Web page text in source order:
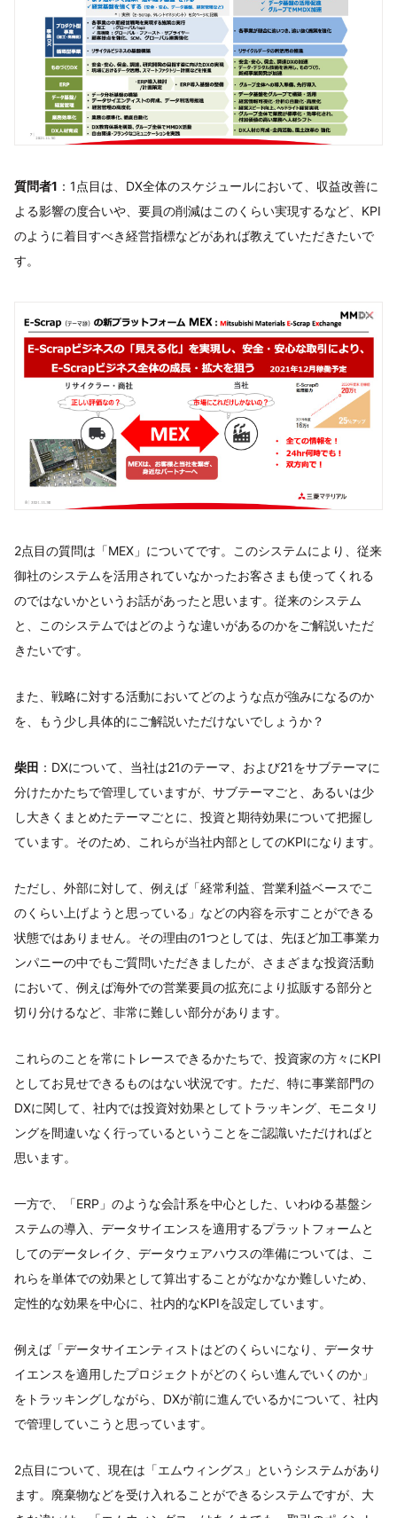
質問者1 ：1点目は、DX全体のスケジュールにおいて、収益改善に
よる影響の度合いや、要員の削減はこのくらい実現するなど、KPI
のように着目すべき経営指標などがあれば教えていただきたいで
す。
2点目の質問は「MEX」についてです。このシステムにより、従来
御社のシステムを活用されていなかったお客さまも使ってくれる
のではないかというお話があったと思います。従来のシステム
と、このシステムではどのような違いがあるのかをご解説いただ
きたいです。
また、戦略に対する活動においてどのような点が強みになるのか
を、もう少し具体的にご解説いただけないでしょうか？
柴田 ：DXについて、当社は21のテーマ、および21をサブテーマに
分けたかたちで管理していますが、サブテーマごと、あるいは少
し大きくまとめたテーマごとに、投資と期待効果について把握し
ています。そのため、これらが当社内部としてのKPIになります。
ただし、外部に対して、例えば「経常利益、営業利益ベースでこ
のくらい上げようと思っている」などの内容を示すことができる
状態ではありません。その理由の1つとしては、先ほど加工事業カ
ンパニーの中でもご質問いただきましたが、さまざまな投資活動
において、例えば海外での営業要員の拡充により拡販する部分と
切り分けるなど、非常に難しい部分があります。
これらのことを常にトレースできるかたちで、投資家の方々にKPI
としてお見せできるものはない状況です。ただ、特に事業部門の
DXに関して、社内では投資対効果としてトラッキング、モニタリ
ングを間違いなく行っているということをご認識いただければと
思います。
一方で、「ERP」のような会計系を中心とした、いわゆる基盤シ
ステムの導入、データサイエンスを適用するプラットフォームと
してのデータレイク、データウェアハウスの準備については、こ
れらを単体での効果として算出することがなかなか難しいため、
定性的な効果を中心に、社内的なKPIを設定しています。
例えば「データサイエンティストはどのくらいになり、データサ
イエンスを適用したプロジェクトがどのくらい進んでいくのか」
をトラッキングしながら、DXが前に進んでいるかについて、社内
で管理していこうと思っています。
2点目について、現在は「エムウィングス」というシステムがあり
ます。廃棄物などを受け入れることができるシステムですが、大